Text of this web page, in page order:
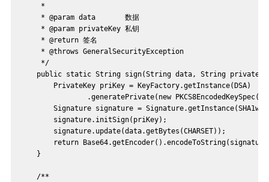
     *
     * @param data       数据
     * @param privateKey 私钥
     * @return 签名
     * @throws GeneralSecurityException
     */
public static String sign(String data, String
        PrivateKey priKey = KeyFactory.getInstance(DSA)
.generatePrivate(new
Signature signature =
        signature.initSign(priKey);
        signature.update(data.getBytes(CHARSET));
return
    }
    /**